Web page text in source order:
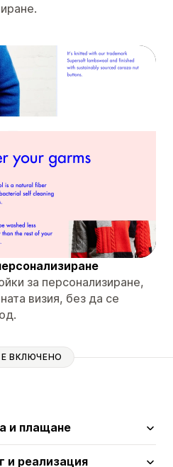
за персонализиране,
визия, без да се
ВКЛЮЧЕНО
и плащане
и реализация